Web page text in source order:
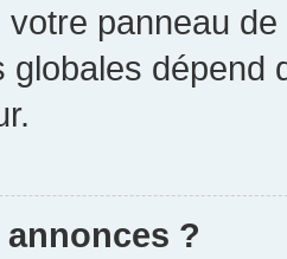
panneau
globales dépend
?